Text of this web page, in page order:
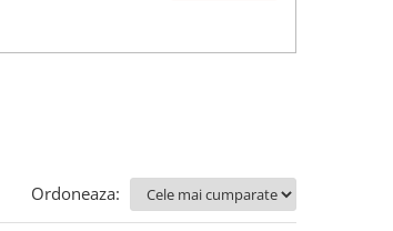
Ordoneaza: